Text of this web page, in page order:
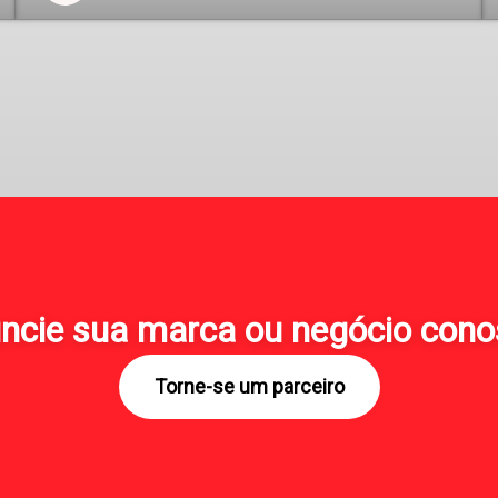
sua marca ou negócio
Torne-se um parceiro